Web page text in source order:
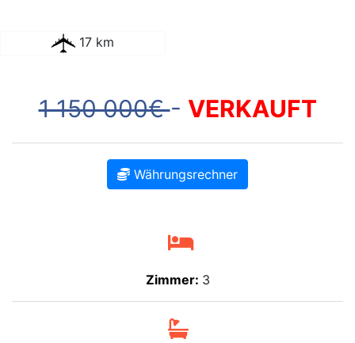
17 km
1 150 000€- VERKAUFT
Währungsrechner
Zimmer: 3